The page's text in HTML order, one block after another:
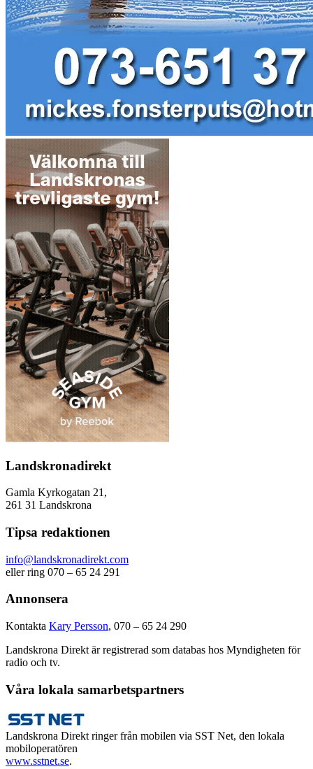
Landskronadirekt
Gamla Kyrkogatan 21,
261 31 Landskrona
Tipsa redaktionen
info@landskronadirekt.com
eller ring 070 – 65 24 291
Annonsera
Kontakta Kary Persson, 070 – 65 24 290
Landskrona Direkt är registrerad som databas hos Myndigheten för
radio och tv.
Våra lokala samarbetspartners
Landskrona Direkt ringer från mobilen via SST Net, den lokala
mobiloperatören
www.sstnet.se.